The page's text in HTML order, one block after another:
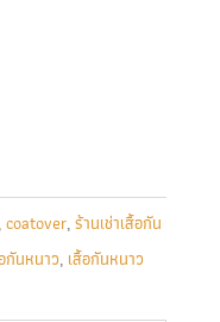
coatover,ร้านเช่าเสื้อกัน
กันหนาว, เสื้อกันหนาว